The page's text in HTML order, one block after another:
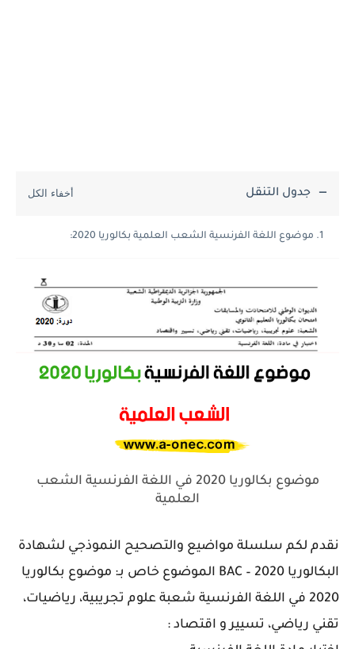
جدول التنقل
موضوع اللغة الفرنسية الشعب العلمية بكالوريا 2020:
موضوع بكالوريا 2020 في اللغة الفرنسية الشعب
العلمية
نقدم لكم سلسلة مواضيع والتصحيح النموذجي لشهادة
البكالوريا 2020 – BAC الموضوع خاص بـ: موضوع بكالوريا
2020 في اللغة الفرنسية شعبة علوم تجريبية، رياضيات،
تقني رياضي، تسيير و اقتصاد :